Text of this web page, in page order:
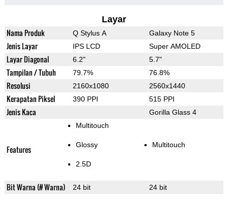
Layar
Nama Produk Q Stylus A Galaxy Note 5
Jenis Layar IPS LCD Super AMOLED
Layar Diagonal 6.2" 5.7"
Tampilan / Tubuh 79.7% 76.8%
Resolusi 2160x1080 2560x1440
Kerapatan Piksel 390 PPI 515 PPI
Jenis Kaca Gorilla Glass 4
Features
Multitouch
Glossy
2.5D
Multitouch
Bit Warna (# Warna) 24 bit 24 bit